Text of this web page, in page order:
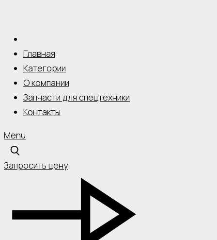
Главная
Категории
О компании
Запчасти для спецтехники
Контакты
Menu
Запросить цену